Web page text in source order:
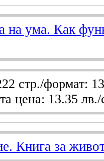
на ума. Как
стр./формат:
цена: 13.35 лв./
Книга за